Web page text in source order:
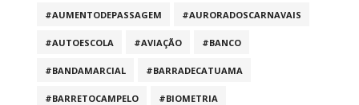
#AUMENTODEPASSAGEM #AURORADOSCARNAVAIS
#AUTOESCOLA #AVIAÇÃO #BANCO
#BANDAMARCIAL #BARRADECATUAMA
#BARRETOCAMPELO #BIOMETRIA